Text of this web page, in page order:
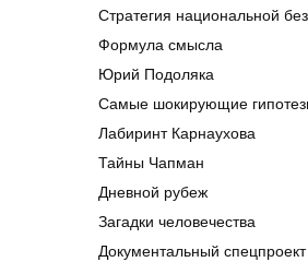
Стратегия национальной
Формула смысла
Юрий Подоляка
Самые шокирующие
Лабиринт Карнаухова
Тайны Чапман
Дневной рубеж
Загадки человечества
Документальный спецпроект